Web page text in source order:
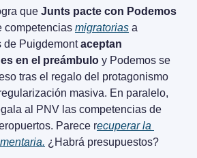
que Junts pacte con Podemos
competencias migratorias a
de Puigdemont aceptan
en el preámbulo y Podemos se
tras el regalo del protagonismo
masiva. En paralelo,
al PNV las competencias de
Parece recuperar la
¿Habrá presupuestos?